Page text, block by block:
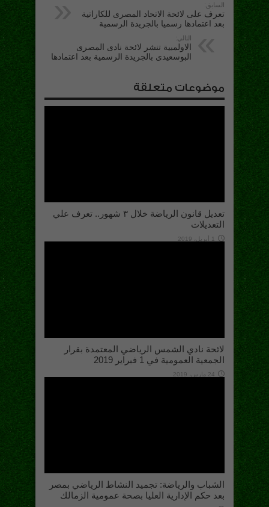
السابق:
تعرف على لائحة الاتحاد المصرى للكاراتية
بعد اعتمادها رسميا بالجريدة الرسمية
التالي:
الاولمبية تنشر لائحة نادى المصرى
البوسعيدى بالجريدة الرسمية بعد اعتمادها
موضوعات متعلقة
تعديل قانون الرياضة خلال ٣ شهور.. تعرف علي
التعديلات
1 أبريل، 2019
لائحة نادي الشمس الرياضي المعتمدة بقرار
الجمعية العمومية في 1 فبراير 2019
24 مارس، 2019
الشباب والرياضة: تجميد النشاط الرياضي بمصر
بعد حكم الإدارية العليا بصحة عمومية الزمالك